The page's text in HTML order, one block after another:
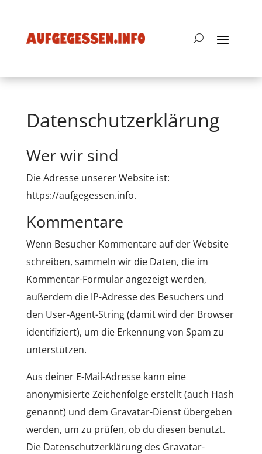
Datenschutzerklärung
Wer wir sind
Die Adresse unserer Website ist:
https://aufgegessen.info.
Kommentare
Wenn Besucher Kommentare auf der Website
schreiben, sammeln wir die Daten, die im
Kommentar-Formular angezeigt werden,
außerdem die IP-Adresse des Besuchers und
den User-Agent-String (damit wird der Browser
identifiziert), um die Erkennung von Spam zu
unterstützen.
Aus deiner E-Mail-Adresse kann eine
anonymisierte Zeichenfolge erstellt (auch Hash
genannt) und dem Gravatar-Dienst übergeben
werden, um zu prüfen, ob du diesen benutzt.
Die Datenschutzerklärung des Gravatar-